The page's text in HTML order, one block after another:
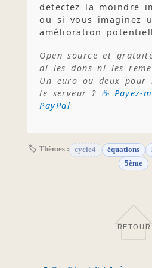
detectez la moindre
ou si vous imaginez
amélioration
Open source et
ni les dons ni les
Un euro ou deux pour
le serveur ? ☕ Payez-
PayPal
🏷 Thèmes : cycle4 équations
5ème
RETOUR